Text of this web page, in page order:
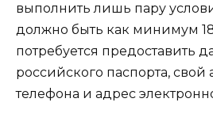
выполнить лишь пару
должно быть как минимум 18
потребуется предоставить
российского паспорта,
телефона и адрес